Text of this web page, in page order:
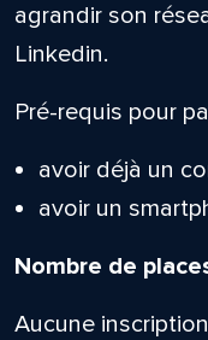
agrandir son
Linkedin.
Pré-requis pour
avoir déjà un
avoir un
Nombre de
Aucune